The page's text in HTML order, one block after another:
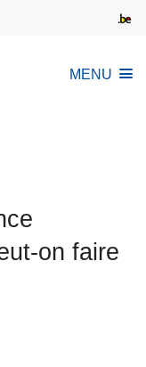
MENU
on faire